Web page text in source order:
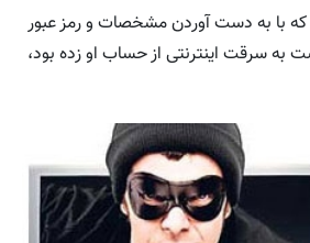
با به دست آوردن مشخصات و رمز عبور
سرقت اینترنتی از حساب او زده بود،